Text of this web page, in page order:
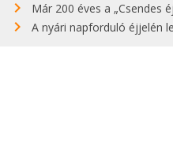
Már 200 éves a „Csendes
A nyári napforduló éjjelén